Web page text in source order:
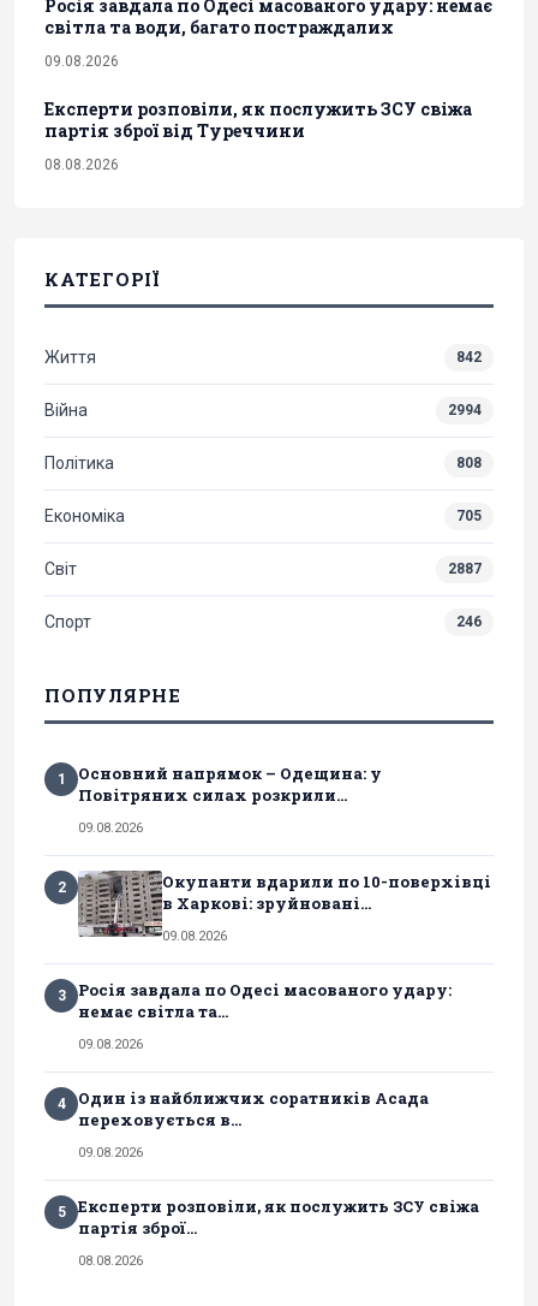
Росія завдала по Одесі масованого удару: немає
світла та води, багато постраждалих
09.08.2026
Експерти розповіли, як послужить ЗСУ свіжа
партія зброї від Туреччини
08.08.2026
КАТЕГОРІЇ
Життя 842
Війна 2994
Політика 808
Економіка 705
Світ 2887
Спорт 246
ПОПУЛЯРНЕ
1
Основний напрямок – Одещина: у
Повітряних силах розкрили...
09.08.2026
2
Окупанти вдарили по 10-поверхівці
в Харкові: зруйновані...
09.08.2026
3
Росія завдала по Одесі масованого удару:
немає світла та...
09.08.2026
4
Один із найближчих соратників Асада
переховується в...
09.08.2026
5
Експерти розповіли, як послужить ЗСУ свіжа
партія зброї...
08.08.2026